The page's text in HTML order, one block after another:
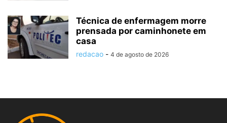
Técnica de enfermagem morre
prensada por caminhonete em
casa
redacao - 4 de agosto de 2026